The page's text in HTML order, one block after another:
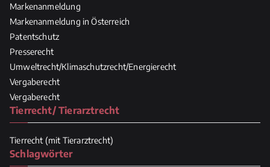
Markenanmeldung
Markenanmeldung in Österreich
Patentschutz
Presserecht
Umweltrecht/Klimaschutzrecht/Energierecht
Vergaberecht
Vergaberecht
Tierrecht/ Tierarztrecht
Tierrecht (mit Tierarztrecht)
Schlagwörter